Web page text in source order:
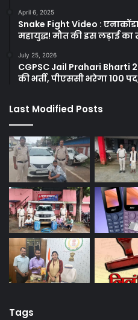
April 6, 2025
Snake Fight Video :
महायुद्ध! मौत की इस लड़ाई
July 25, 2026
CGPSC Jail Prahari Bharti
की भर्ती, पीएससी भरेगा 100
Last Modified Posts
Tags